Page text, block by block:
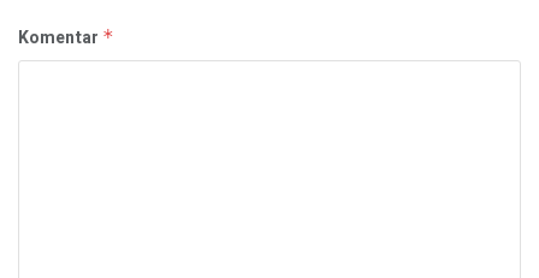
Komentar *